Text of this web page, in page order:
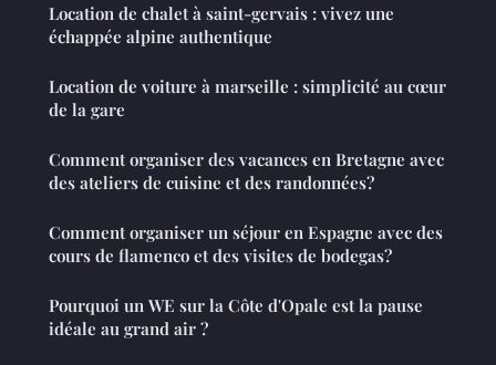
Location de chalet à saint-gervais : vivez une
échappée alpine authentique
Location de voiture à marseille : simplicité au cœur
de la gare
Comment organiser des vacances en Bretagne avec
des ateliers de cuisine et des randonnées?
Comment organiser un séjour en Espagne avec des
cours de flamenco et des visites de bodegas?
Pourquoi un WE sur la Côte d'Opale est la pause
idéale au grand air ?